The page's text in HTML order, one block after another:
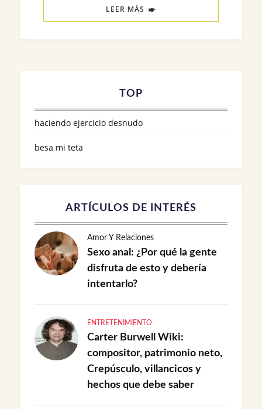
LEER MÁS
TOP
haciendo ejercicio desnudo
besa mi teta
ARTÍCULOS DE INTERÉS
Amor Y Relaciones
Sexo anal: ¿Por qué la gente
disfruta de esto y debería
intentarlo?
ENTRETENIMIENTO
Carter Burwell Wiki:
compositor, patrimonio neto,
Crepúsculo, villancicos y
hechos que debe saber